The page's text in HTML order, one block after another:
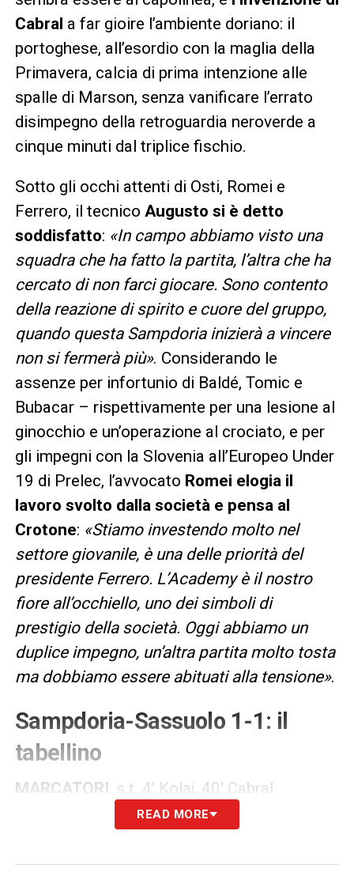
Cabral a far gioire l’ambiente doriano: il
portoghese, all’esordio con la maglia della
Primavera, calcia di prima intenzione alle
spalle di Marson, senza vanificare l’errato
disimpegno della retroguardia neroverde a
cinque minuti dal triplice fischio.
Sotto gli occhi attenti di Osti, Romei e
Ferrero, il tecnico Augusto si è detto
soddisfatto: «In campo abbiamo visto una
squadra che ha fatto la partita, l’altra che ha
cercato di non farci giocare. Sono contento
della reazione di spirito e cuore del gruppo,
quando questa Sampdoria inizierà a vincere
non si fermerà più». Considerando le
assenze per infortunio di Baldé, Tomic e
Bubacar – rispettivamente per una lesione al
ginocchio e un’operazione al crociato, e per
gli impegni con la Slovenia all’Europeo Under
19 di Prelec, l’avvocato Romei elogia il
lavoro svolto dalla società e pensa al
Crotone: «Stiamo investendo molto nel
settore giovanile, è una delle priorità del
presidente Ferrero. L’Academy è il nostro
fiore all’occhiello, uno dei simboli di
prestigio della società. Oggi abbiamo un
duplice impegno, un’altra partita molto tosta
ma dobbiamo essere abituati alla tensione».
Sampdoria-Sassuolo 1-1: il
tabellino
MARCATORI: s.t. 4’ Kolaj, 40′ Cabral.
SAMPDORIA (3-4-1-2): Krapikas; Veips,
READ MORE